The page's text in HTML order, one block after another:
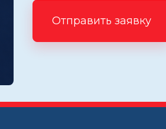
Отправить заявку